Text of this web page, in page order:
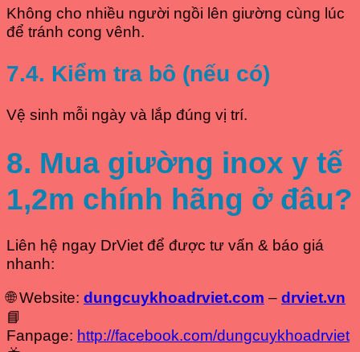
Không cho nhiều người ngồi lên giường cùng lúc
để tránh cong vênh.
7.4. Kiểm tra bô (nếu có)
Vệ sinh mỗi ngày và lắp đúng vị trí.
8. Mua giường inox y tế
1,2m chính hãng ở đâu?
Liên hệ ngay DrViet để được tư vấn & báo giá
nhanh:
🌐 Website: dungcuykhoadrviet.com – drviet.vn
📘
Fanpage: http://facebook.com/dungcuykhoadrviet